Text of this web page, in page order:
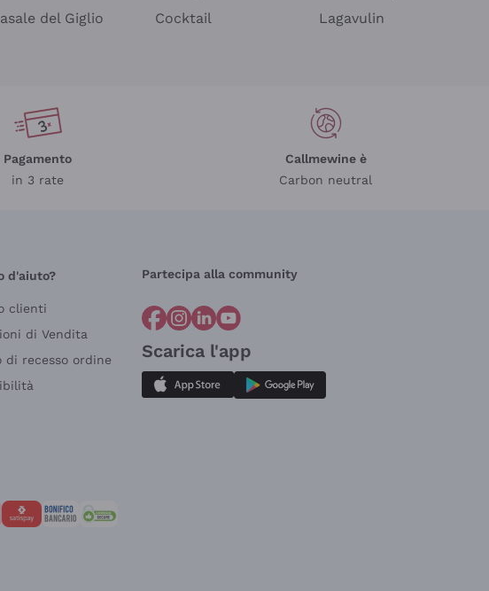
del Giglio
Cocktail
Lagavulin
Pagamento
in 3 rate
Callmewine è
Carbon neutral
d'aiuto?
clienti
di Vendita
di recesso ordine
Partecipa alla community
Scarica l'app